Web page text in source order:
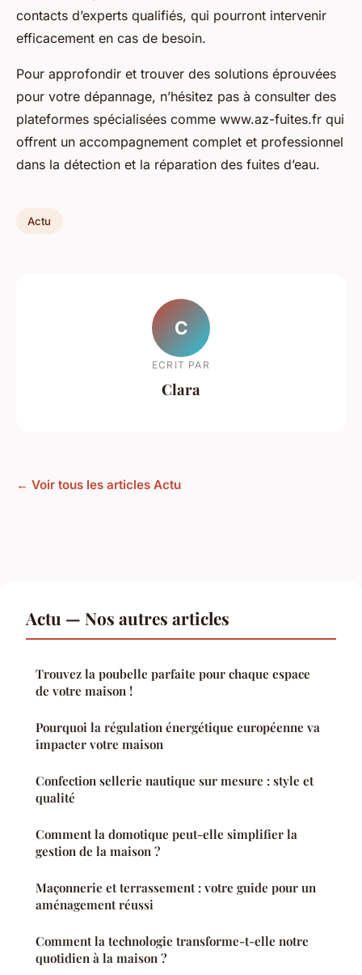
contacts d’experts qualifiés, qui pourront intervenir
efficacement en cas de besoin.
Pour approfondir et trouver des solutions éprouvées
pour votre dépannage, n’hésitez pas à consulter des
plateformes spécialisées comme www.az-fuites.fr qui
offrent un accompagnement complet et professionnel
dans la détection et la réparation des fuites d’eau.
Actu
C
ECRIT PAR
Clara
← Voir tous les articles Actu
Actu — Nos autres articles
Trouvez la poubelle parfaite pour chaque espace
de votre maison !
Pourquoi la régulation énergétique européenne va
impacter votre maison
Confection sellerie nautique sur mesure : style et
qualité
Comment la domotique peut-elle simplifier la
gestion de la maison ?
Maçonnerie et terrassement : votre guide pour un
aménagement réussi
Comment la technologie transforme-t-elle notre
quotidien à la maison ?